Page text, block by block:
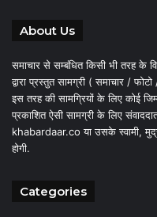
About Us
समाचार से सम्बंधित किसी भी तरह के
द्वारा प्रस्तुत सामग्री ( समाचार /
इस तरह की सामग्रियों के लिए कोई
प्रकाशित ऐसी सामग्री के लिए
khabardaar.co या उसके स्वामी,
होगी.
Categories